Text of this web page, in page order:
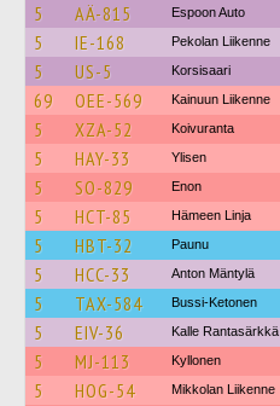
5 AÄ-815 Espoon Auto
5 IE-168 Pekolan Liikenne
5 US-5 Korsisaari
69 OEE-569 Kainuun Liikenne
5 XZA-52 Koivuranta
5 HAY-33 Ylisen
5 SO-829 Enon
5 HCT-85 Hämeen Linja
5 HBT-32 Paunu
5 HCC-33 Anton Mäntylä
5 TAX-584 Bussi-Ketonen
5 EIV-36 Kalle Rantasärkkä
5 MJ-113 Kyllonen
5 HOG-54 Mikkolan Liikenne